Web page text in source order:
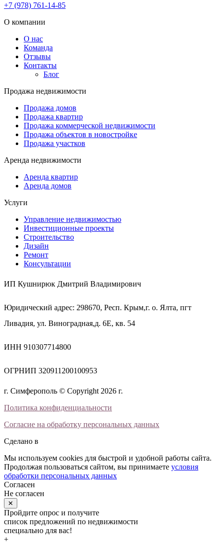
+7 (978) 761-14-85
О компании
О нас
Команда
Отзывы
Контакты
Блог
Продажа недвижимости
Продажа домов
Продажа квартир
Продажа коммерческой недвижимости
Продажа объектов в новостройке
Продажа участков
Аренда недвижимости
Аренда квартир
Аренда домов
Услуги
Управление недвижимостью
Инвестиционные проекты
Строительство
Дизайн
Ремонт
Консультации
ИП Кушнирюк Дмитрий Владимирович
Юридический адрес: 298670, Респ. Крым,г. о. Ялта, пгт
Ливадия, ул. Виноградная,д. 6Е, кв. 54
ИНН 910307714800
ОГРНИП 320911200100953
г. Симферополь © Copyright 2026 г.
Политика конфиденциальности
Согласие на обработку персональных данных
Сделано в
Мы используем cookies для быстрой и удобной работы сайта.
Продолжая пользоваться сайтом, вы принимаете условия
обработки персональных данных
Согласен
Не согласен
✕
Пройдите опрос и получите
список предложений по недвижимости
специально для вас!
+